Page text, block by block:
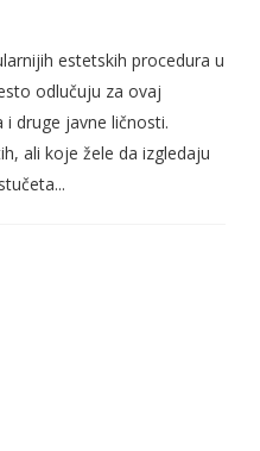
estetskih procedura u
odlučuju za ovaj
druge javne ličnosti.
ali koje žele da izgledaju